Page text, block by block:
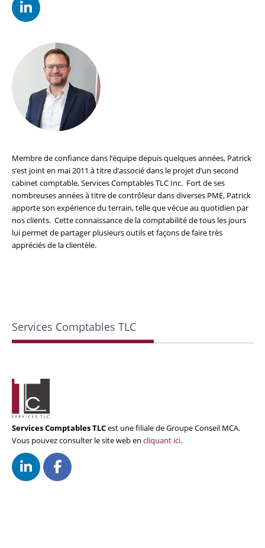
Membre de confiance dans l’équipe depuis quelques années, Patrick
s’est joint en mai 2011 à titre d’associé dans le projet d’un second
cabinet comptable, Services Comptables TLC Inc. Fort de ses
nombreuses années à titre de contrôleur dans diverses PME, Patrick
apporte son expérience du terrain, telle que vécue au quotidien par
nos clients. Cette connaissance de la comptabilité de tous les jours
lui permet de partager plusieurs outils et façons de faire très
appréciés de la clientèle.
Services Comptables TLC
Services Comptables TLCest une filiale de Groupe Conseil MCA.
Vous pouvez consulter le site web en cliquant ici.